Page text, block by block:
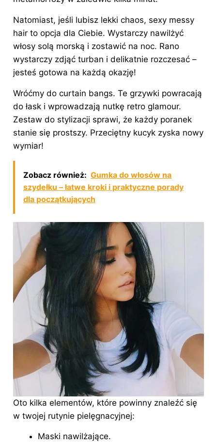
Natomiast, jeśli lubisz lekki chaos, sexy messy
hair to opcja dla Ciebie. Wystarczy nawilżyć
włosy solą morską i zostawić na noc. Rano
wystarczy zdjąć turban i delikatnie rozczesać –
jesteś gotowa na każdą okazję!
Wróćmy do curtain bangs. Te grzywki powracają
do łask i wprowadzają nutkę retro glamour.
Zestaw do stylizacji sprawi, że każdy poranek
stanie się prostszy. Przeciętny kucyk zyska nowy
wymiar!
Zobacz również: Gumka do włosów na
szydełku – łatwe kroki i praktyczne porady
dla początkujących
Oto kilka elementów, które powinny znaleźć się
w twojej rutynie pielęgnacyjnej:
Maski nawilżające.